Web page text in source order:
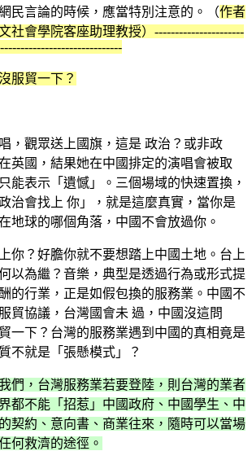
民言論的時候，應當特別注意的。（作者
社會學院客座助理教授）----------------------
服貿一下？
，觀眾送上國旗，這是 政治？或非政
英國，結果她在中國排定的演唱會被取
能表示「遺憾」。三個場域的快速置換，
治會找上 你」，就是這麼真實，當你是
地球的哪個角落，中國不會放過你。
你？好膽你就不要想踏上中國土地。台上
以為繼？音樂，典型是透過行為或形式提
的行業，正是如假包換的服務業。中國不
貿協議，台灣國會未 過，中國沒這問
一下？台灣的服務業遇到中國的真相竟是
不就是「張懸模式」？
們，台灣服務業若要登陸，則台灣的業者
都不能「招惹」中國政府、中國學生、中
契約、意向書、商業往來，隨時可以當場
何救濟的途徑。